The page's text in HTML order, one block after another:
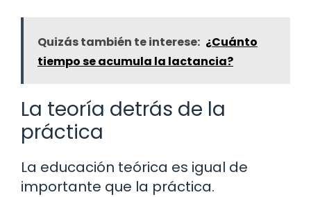
Quizás también te interese: ¿Cuánto
tiempo se acumula la lactancia?
La teoría detrás de la
práctica
La educación teórica es igual de
importante que la práctica.